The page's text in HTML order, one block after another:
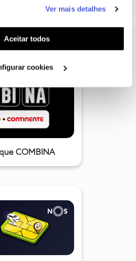
de personalização e
anúncios aos seus interesses
personalizada). Pode gerir a
clicando em "Configurar
Ver mais detalhes
Aceitar todos
cookies
COMBINA